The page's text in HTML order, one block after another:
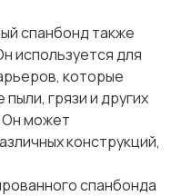
спанбонд также
используется для
которые
грязи и других
может
конструкций,
спанбонда